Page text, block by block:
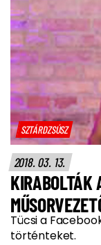
SZTÁRDZSÚSZ
2018. 03. 13.
KIRABOLTÁK
Tücsi a
történteket.